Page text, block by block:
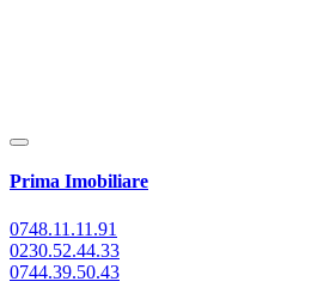
Prima Imobiliare
0748.11.11.91
0230.52.44.33
0744.39.50.43